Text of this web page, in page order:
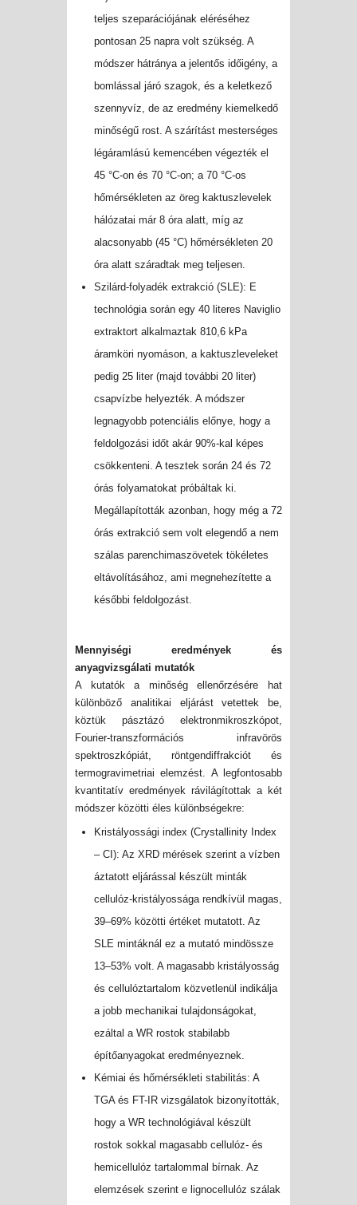
teljes szeparációjának eléréséhez
pontosan 25 napra volt szükség. A
módszer hátránya a jelentős időigény, a
bomlással járó szagok, és a keletkező
szennyvíz, de az eredmény kiemelkedő
minőségű rost. A szárítást mesterséges
légáramlású kemencében végezték el
45 °C-on és 70 °C-on; a 70 °C-os
hőmérsékleten az öreg kaktuszlevelek
hálózatai már 8 óra alatt, míg az
alacsonyabb (45 °C) hőmérsékleten 20
óra alatt száradtak meg teljesen.
Szilárd-folyadék extrakció (SLE): E
technológia során egy 40 literes Naviglio
extraktort alkalmaztak 810,6 kPa
áramköri nyomáson, a kaktuszleveleket
pedig 25 liter (majd további 20 liter)
csapvízbe helyezték. A módszer
legnagyobb potenciális előnye, hogy a
feldolgozási időt akár 90%-kal képes
csökkenteni. A tesztek során 24 és 72
órás folyamatokat próbáltak ki.
Megállapították azonban, hogy még a 72
órás extrakció sem volt elegendő a nem
szálas parenchimaszövetek tökéletes
eltávolításához, ami megnehezítette a
későbbi feldolgozást.
Mennyiségi eredmények és
anyagvizsgálati mutatók
A kutatók a minőség ellenőrzésére hat
különböző analitikai eljárást vetettek be,
köztük pásztázó elektronmikroszkópot,
Fourier-transzformációs infravörös
spektroszkópiát, röntgendiffrakciót és
termogravimetriai elemzést. A legfontosabb
kvantitatív eredmények rávilágítottak a két
módszer közötti éles különbségekre:
Kristályossági index (Crystallinity Index
– CI): Az XRD mérések szerint a vízben
áztatott eljárással készült minták
cellulóz-kristályossága rendkívül magas,
39–69% közötti értéket mutatott. Az
SLE mintáknál ez a mutató mindössze
13–53% volt. A magasabb kristályosság
és cellulóztartalom közvetlenül indikálja
a jobb mechanikai tulajdonságokat,
ezáltal a WR rostok stabilabb
építőanyagokat eredményeznek.
Kémiai és hőmérsékleti stabilitás: A
TGA és FT-IR vizsgálatok bizonyították,
hogy a WR technológiával készült
rostok sokkal magasabb cellulóz- és
hemicellulóz tartalommal bírnak. Az
elemzések szerint e lignocellulóz szálak